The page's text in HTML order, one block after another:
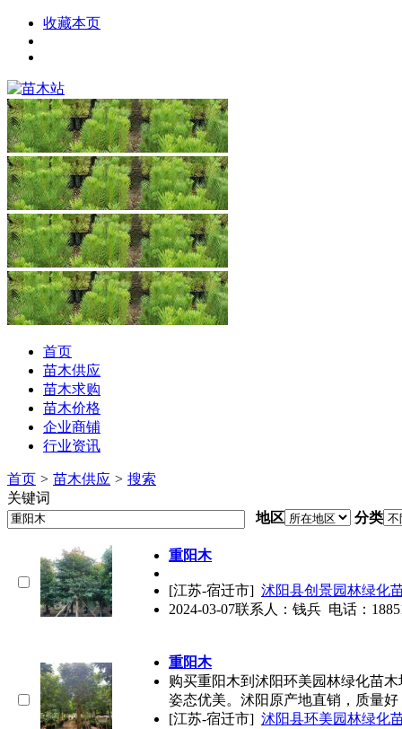
收藏本页
首页
苗木供应
苗木求购
苗木价格
企业商铺
行业资讯
首页 > 苗木供应 > 搜索
关键词
地区
分类
重阳木
[江苏-宿迁市] 沭阳县创景园林绿化
2024-03-07联系人：钱兵 电话：
重阳木
购买重阳木到沭阳环美园林绿化苗
姿态优美。沭阳原产地直销，质量好
[江苏-宿迁市] 沭阳县环美园林绿化